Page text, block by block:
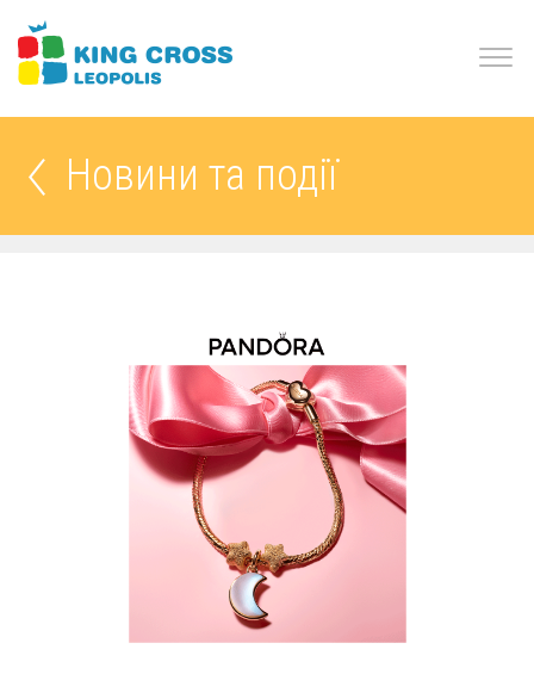
Новини та події